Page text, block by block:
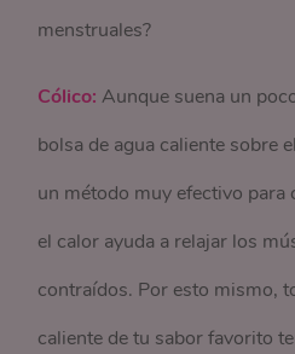
menstruales?
Cólico: Aunque suena un
bolsa de agua caliente sobre
un método muy efectivo para
el calor ayuda a relajar los
contraídos. Por esto mismo,
caliente de tu sabor favorito